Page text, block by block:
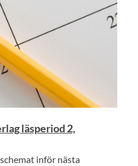
läsperiod 2,
inför nästa